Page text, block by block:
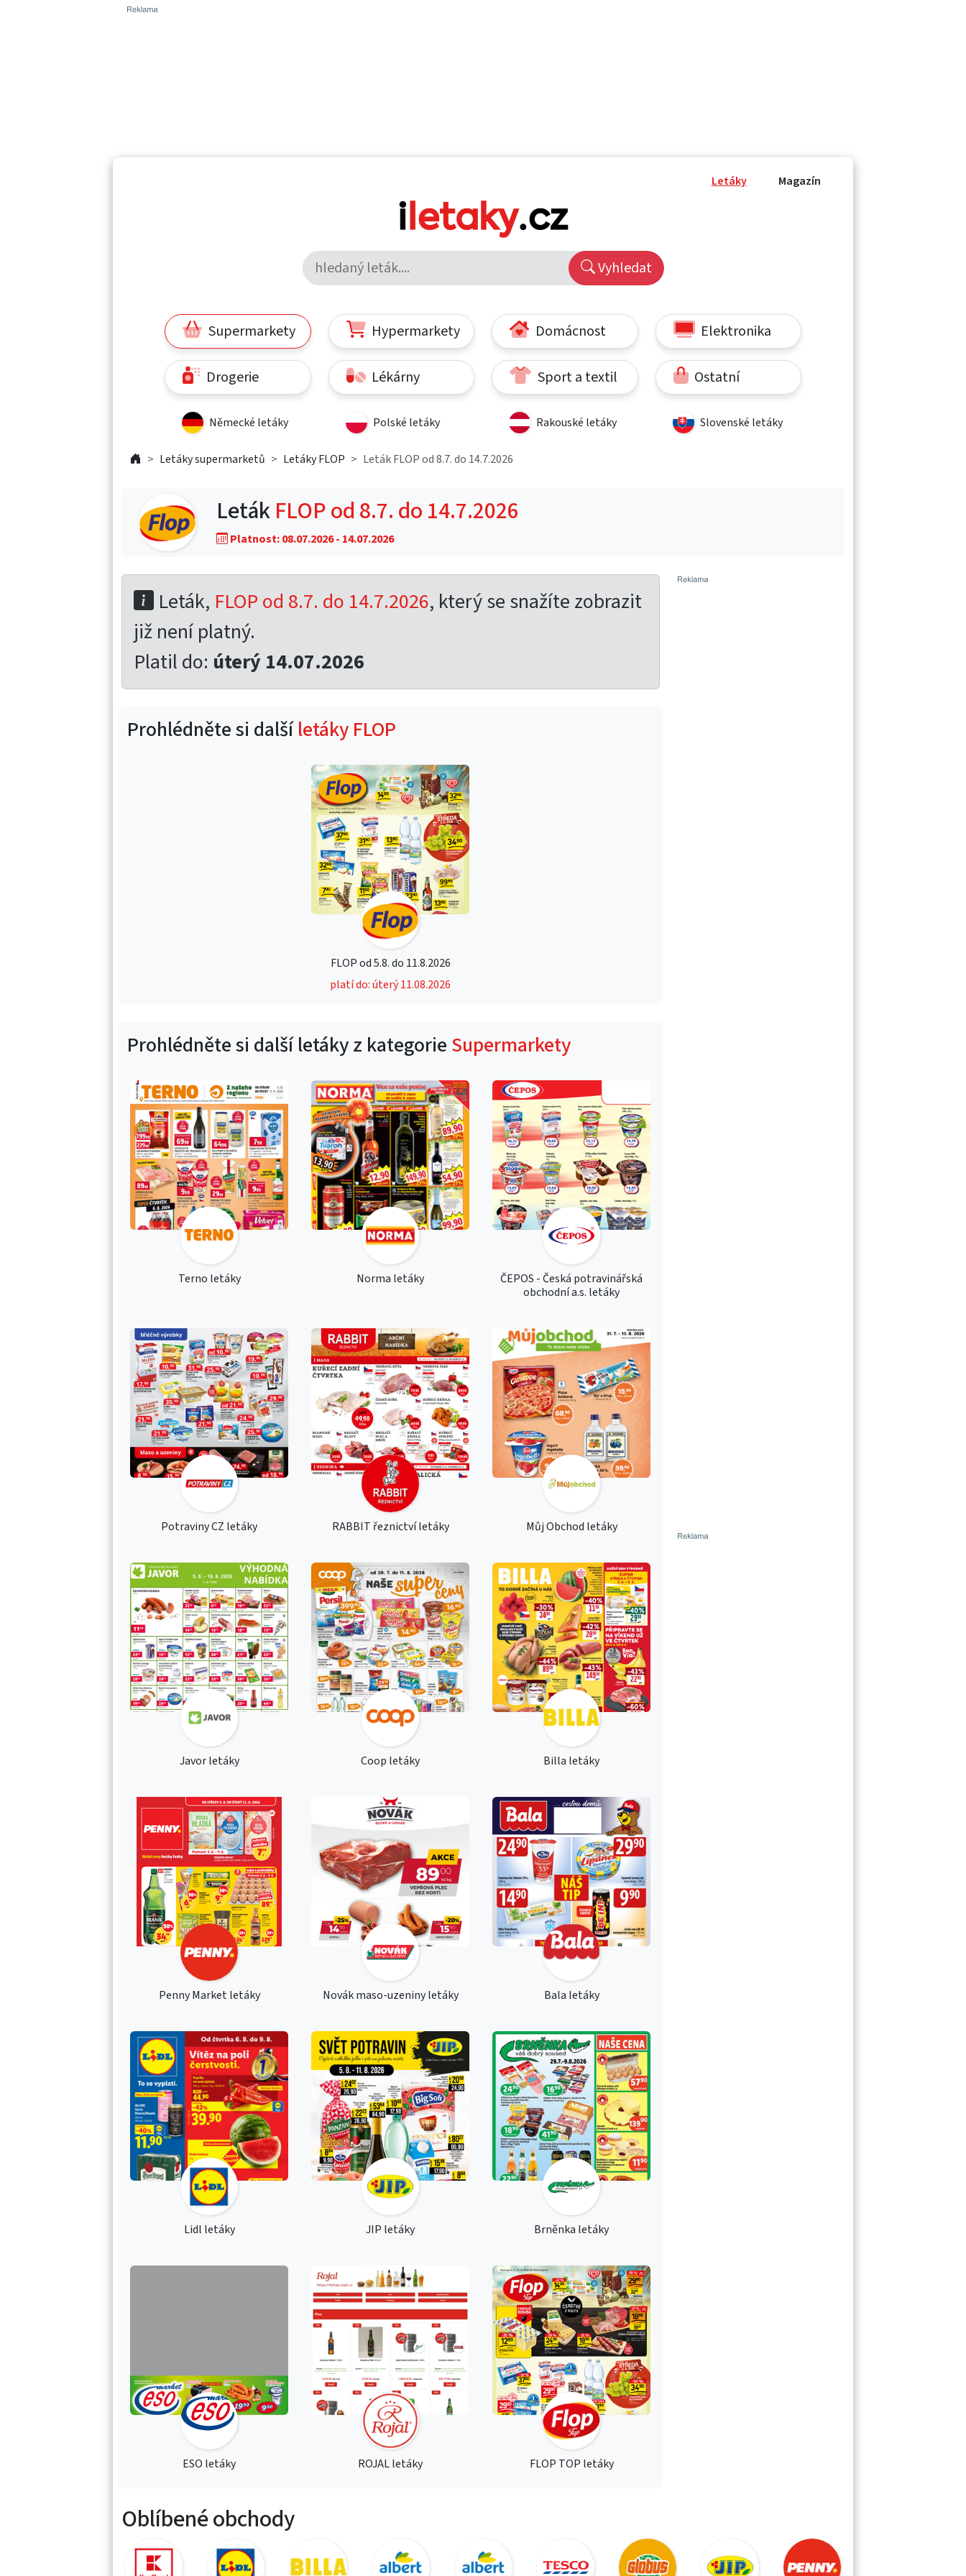
Letáky Magazín
Vyhledat
Supermarkety Hypermarkety Domácnost Elektronika
Drogerie Lékárny Sport a textil Ostatní
Německé letáky Polské letáky Rakouské letáky Slovenské letáky
Letáky supermarketů Letáky FLOP Leták FLOP od 8.7. do 14.7.2026
LetákFLOP od 8.7. do 14.7.2026
Platnost: 08.07.2026 - 14.07.2026
Leták, FLOP od 8.7. do 14.7.2026, který se snažíte zobrazit
již není platný.
Platil do: úterý 14.07.2026
Prohlédněte si dalšíletáky FLOP
FLOP od 5.8. do 11.8.2026
platí do: úterý 11.08.2026
Prohlédněte si další letáky z kategorie Supermarkety
Terno letáky Norma letáky
ČEPOS - Česká potravinářská
obchodní a.s. letáky
Potraviny CZ letáky RABBIT řeznictví letáky Můj Obchod letáky
Javor letáky Coop letáky Billa letáky
Penny Market letáky Novák maso-uzeniny letáky Bala letáky
Lidl letáky JIP letáky Brněnka letáky
ESO letáky ROJAL letáky FLOP TOP letáky
Oblíbené obchody